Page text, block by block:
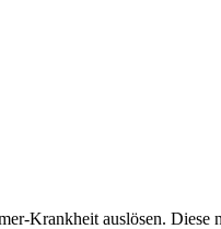
Krankheit auslösen. Diese